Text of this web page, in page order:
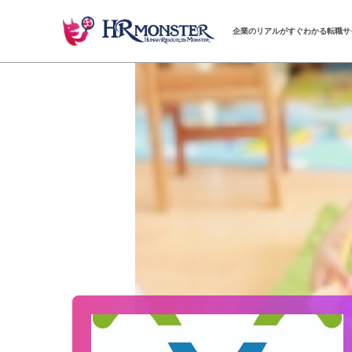
企業のリアルがすぐわかる転職